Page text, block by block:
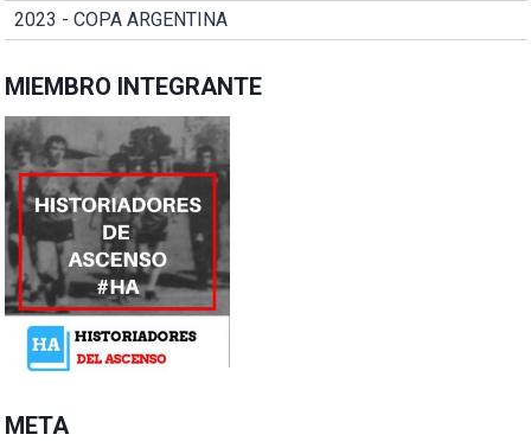
2023 - COPA ARGENTINA
MIEMBRO INTEGRANTE
META